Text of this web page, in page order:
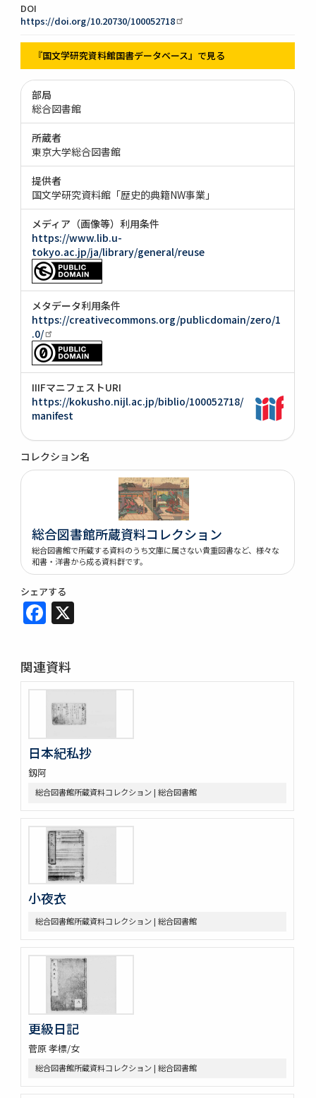
DOI
https://doi.org/10.20730/100052718
『国文学研究資料館国書データベース』で見る
部局
総合図書館
所蔵者
東京大学総合図書館
提供者
国文学研究資料館「歴史的典籍NW事業」
メディア（画像等）利用条件
https://www.lib.u-
tokyo.ac.jp/ja/library/general/reuse
メタデータ利用条件
https://creativecommons.org/publicdomain/zero/1
.0/
IIIFマニフェストURI
https://kokusho.nijl.ac.jp/biblio/100052718/
manifest
コレクション名
総合図書館所蔵資料コレクション
総合図書館で所蔵する資料のうち文庫に属さない貴重図書など、様々な
和書・洋書から成る資料群です。
シェアする
Facebook
関連資料
日本紀私抄
釼阿
総合図書館所蔵資料コレクション | 総合図書館
小夜衣
総合図書館所蔵資料コレクション | 総合図書館
更級日記
菅原 孝標/女
総合図書館所蔵資料コレクション | 総合図書館